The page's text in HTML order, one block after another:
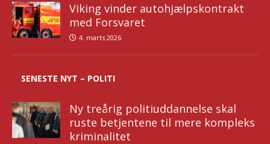
Viking vinder autohjælpskontrakt
med Forsvaret
4. marts 2026
SENESTE NYT – POLITI
Ny treårig politiuddannelse skal
ruste betjentene til mere kompleks
kriminalitet